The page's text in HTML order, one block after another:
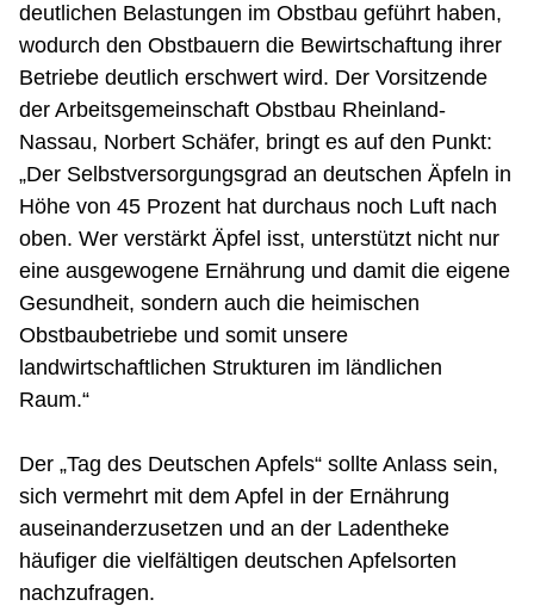
deutlichen Belastungen im Obstbau geführt haben,
wodurch den Obstbauern die Bewirtschaftung ihrer
Betriebe deutlich erschwert wird. Der Vorsitzende
der Arbeitsgemeinschaft Obstbau Rheinland-
Nassau, Norbert Schäfer, bringt es auf den Punkt:
„Der Selbstversorgungsgrad an deutschen Äpfeln in
Höhe von 45 Prozent hat durchaus noch Luft nach
oben. Wer verstärkt Äpfel isst, unterstützt nicht nur
eine ausgewogene Ernährung und damit die eigene
Gesundheit, sondern auch die heimischen
Obstbaubetriebe und somit unsere
landwirtschaftlichen Strukturen im ländlichen
Raum.“
Der „Tag des Deutschen Apfels“ sollte Anlass sein,
sich vermehrt mit dem Apfel in der Ernährung
auseinanderzusetzen und an der Ladentheke
häufiger die vielfältigen deutschen Apfelsorten
nachzufragen.